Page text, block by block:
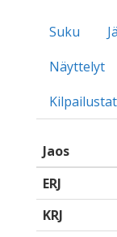
Suku
Näyttelyt
Jaos
ERJ
KRJ